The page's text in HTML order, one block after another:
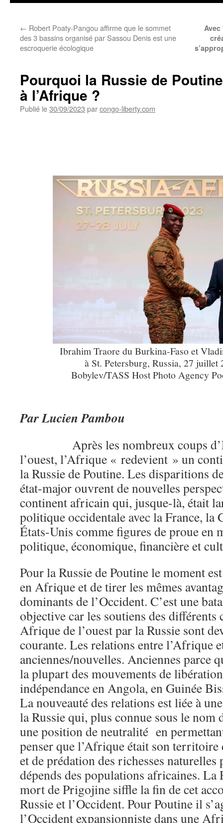
← Robert Poaty-Pangou affirme que le sommet
des 3 bassins organisé par Sassou Denis est une
escroquerie écologique
Avec
Pourquoi la Russie de
à l’Afrique ?
Publié le30/09/2023 parcongo-liberty.com
Ibrahim Traore du Burkina-Faso et
à St. Petersburg, Russia, 27 juillet
Bobylev/TASS Host Photo Agency
Par Lucien Pambou
Après les nombreux coups
l’ouest, l’Afrique « redevient » un
la Russie de Poutine. Les disparitions
état-major ouvrent de nouvelles
continent africain qui, jusque-là, était
politique occidentale avec la France, la
États-Unis comme figures de proue en
politique, économique, financière et
Pour la Russie de Poutine le moment
en Afrique et de tirer les mêmes
dominants de l’Occident. C’est une
objective car les soutiens des différents
Afrique de l’ouest par la Russie sont
courante. Les relations entre l’Afrique
anciennes/nouvelles. Anciennes parce
la plupart des mouvements de
indépendance en Angola, en Guinée
La nouveauté des relations est liée à
la Russie qui, plus connue sous le nom
une position de neutralité en
penser que l’Afrique était son
et de prédation des richesses
dépends des populations africaines. La
mort de Prigojine siffle la fin de cet
Russie et l’Occident. Pour Poutine il
l’Occident expansionniste dans une